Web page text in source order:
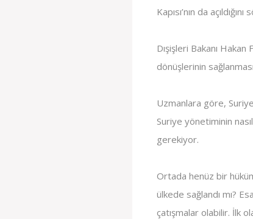
Kapısı’nın da açıldığını
Dışişleri Bakanı
dönüşlerinin
Uzmanlara göre,
Suriye yönetiminin
gerekiyor.
Ortada henüz bir
ülkede sağlandı mı?
çatışmalar olabilir. İlk